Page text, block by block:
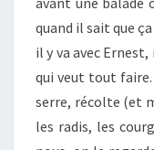
quand il sait que
il y va avec
qui veut tout
serre, récolte (et
les radis, les